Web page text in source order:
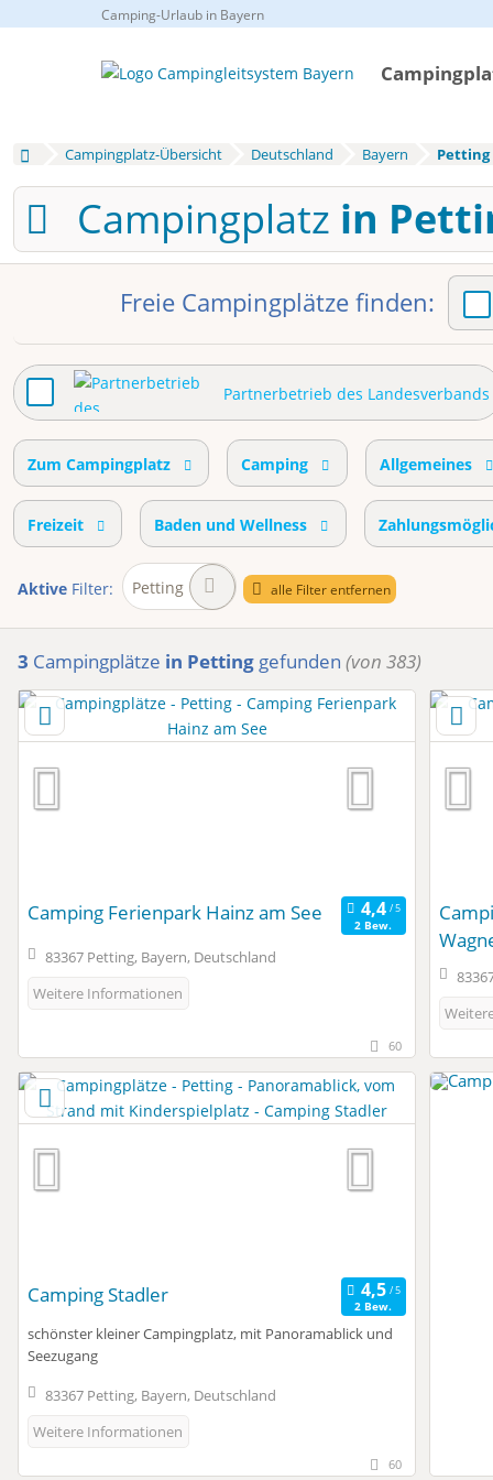
Camping-Urlaub in Bayern
Campingplatz-Übersicht Deutschland Bayern Petting
Campingplatz in
Freie Campingplätze finden:
Partnerbetrieb des Landesverbands
Zum Campingplatz Camping Allgemeines
Freizeit Baden und Wellness
Aktive Filter: Petting alle Filter entfernen
3 Campingplätze in Petting gefunden (von 383)
Camping Ferienpark Hainz am See
2 Bew.
83367 Petting, Bayern, Deutschland
Weitere Informationen
60
Camping Stadler
2 Bew.
schönster kleiner Campingplatz, mit Panoramablick und
Seezugang
83367 Petting, Bayern, Deutschland
Weitere Informationen
60